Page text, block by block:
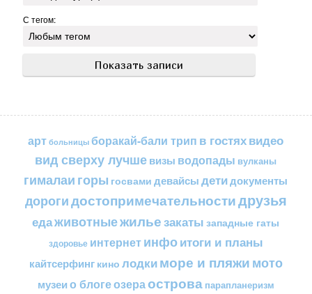
С тегом:
арт больницы боракай-бали трип в гостяхвидео
вид сверху лучшевизы водопады вулканы
гималаи горы госвами девайсы детидокументы
дорогидостопримечательностидрузья
едаживотныежильезакаты западные гаты
здоровье интернетинфоитоги и планы
кайтсерфинг кино лодкиморе и пляжимото
музеи о блогеозераострова парапланеризм